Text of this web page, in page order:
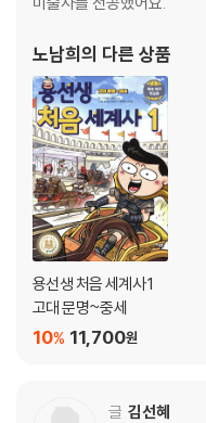
노남희의 다른 상품
용선생 처음 세계사 1
고대 문명~중세
11,700원
10%
글 김선혜